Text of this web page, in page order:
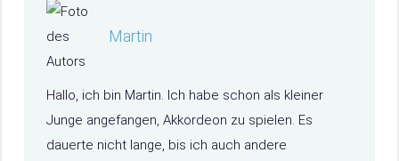
Martin
Hallo, ich bin Martin. Ich habe schon als kleiner
Junge angefangen, Akkordeon zu spielen. Es
dauerte nicht lange, bis ich auch andere